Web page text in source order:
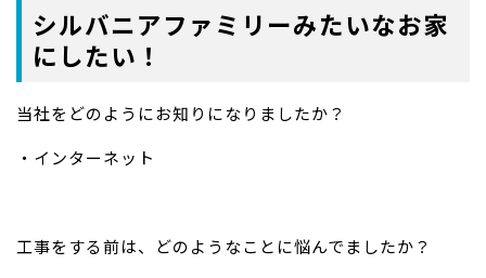
シルバニアファミリーみたいなお家
にしたい！
当社をどのようにお知りになりましたか？
・インターネット
工事をする前は、どのようなことに悩んでましたか？